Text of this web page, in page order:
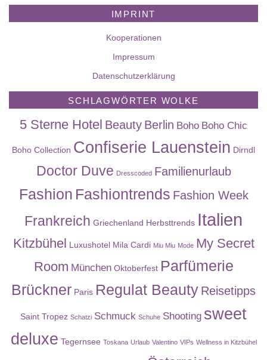
IMPRINT
Kooperationen
Impressum
Datenschutzerklärung
SCHLAGWÖRTER WOLKE
5 Sterne Hotel Beauty Berlin Boho Boho Chic
Boho Collection Confiserie Lauenstein Dirndl
Doctor Duve Dresscoded Familienurlaub
Fashion Fashiontrends Fashion Week
Frankreich Griechenland Herbsttrends Italien
Kitzbühel Luxushotel Mila Cardi Miu Miu Mode My Secret
Room München Oktoberfest Parfümerie
Brückner Paris Regulat Beauty Reisetipps
Saint Tropez Schatzi Schmuck Schuhe Shooting sweet
deluxe Tegernsee Toskana Urlaub Valentino VIPs Wellness in Kitzbühel